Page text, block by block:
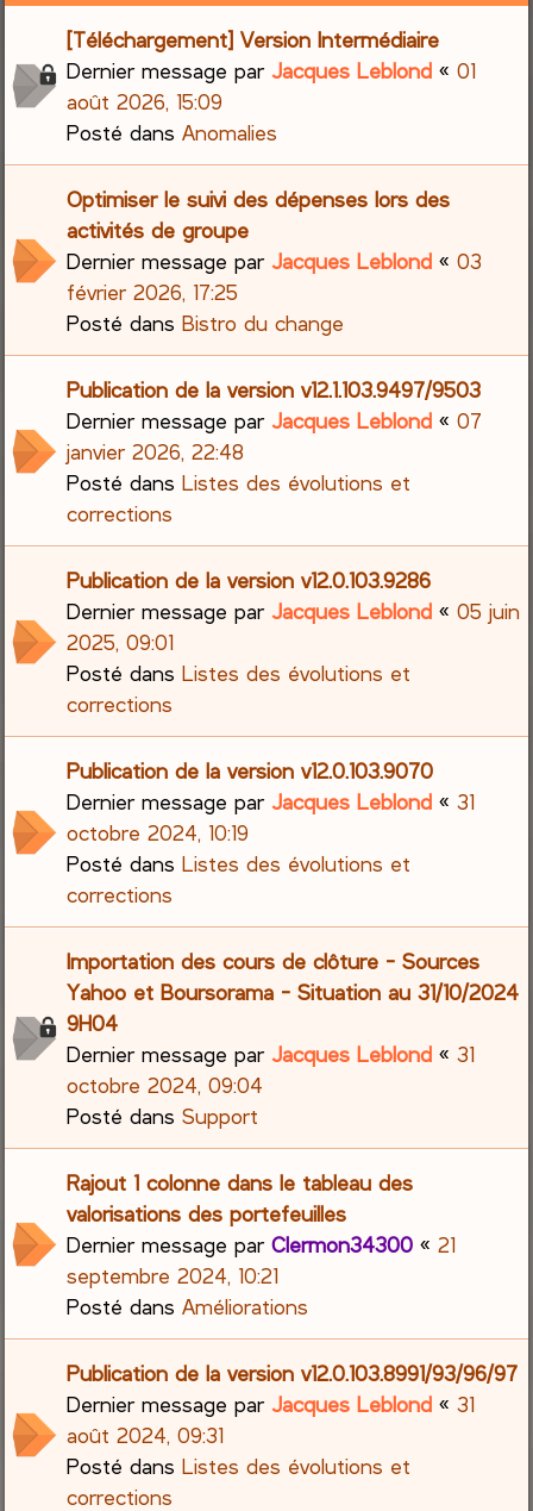
[Téléchargement] Version Intermédiaire
Dernier message parJacques Leblond «01
août 2026, 15:09
Posté dansAnomalies
Optimiser le suivi des dépenses lors des
activités de groupe
Dernier message parJacques Leblond «03
février 2026, 17:25
Posté dansBistro du change
Publication de la version v12.1.103.9497/9503
Dernier message parJacques Leblond «07
janvier 2026, 22:48
Posté dansListes des évolutions et
corrections
Publication de la version v12.0.103.9286
Dernier message parJacques Leblond «05 juin
2025, 09:01
Posté dansListes des évolutions et
corrections
Publication de la version v12.0.103.9070
Dernier message parJacques Leblond «31
octobre 2024, 10:19
Posté dansListes des évolutions et
corrections
Importation des cours de clôture - Sources
Yahoo et Boursorama - Situation au 31/10/2024
9H04
Dernier message parJacques Leblond «31
octobre 2024, 09:04
Posté dansSupport
Rajout 1 colonne dans le tableau des
valorisations des portefeuilles
Dernier message parClermon34300 «21
septembre 2024, 10:21
Posté dansAméliorations
Publication de la version v12.0.103.8991/93/96/97
Dernier message parJacques Leblond «31
août 2024, 09:31
Posté dansListes des évolutions et
corrections